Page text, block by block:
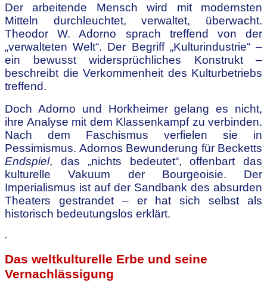
Der arbeitende Mensch wird mit modernsten
Mitteln durchleuchtet, verwaltet, überwacht.
Theodor W. Adorno sprach treffend von der
„verwalteten Welt“. Der Begriff „Kulturindustrie“ –
ein bewusst widersprüchliches Konstrukt –
beschreibt die Verkommenheit des Kulturbetriebs
treffend.
Doch Adorno und Horkheimer gelang es nicht,
ihre Analyse mit dem Klassenkampf zu verbinden.
Nach dem Faschismus verfielen sie in
Pessimismus. Adornos Bewunderung für Becketts
Endspiel, das „nichts bedeutet“, offenbart das
kulturelle Vakuum der Bourgeoisie. Der
Imperialismus ist auf der Sandbank des absurden
Theaters gestrandet – er hat sich selbst als
historisch bedeutungslos erklärt.
.
Das weltkulturelle Erbe und seine
Vernachlässigung